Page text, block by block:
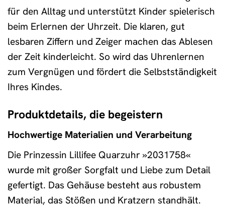
für den Alltag und unterstützt Kinder spielerisch
beim Erlernen der Uhrzeit. Die klaren, gut
lesbaren Ziffern und Zeiger machen das Ablesen
der Zeit kinderleicht. So wird das Uhrenlernen
zum Vergnügen und fördert die Selbstständigkeit
Ihres Kindes.
Produktdetails, die begeistern
Hochwertige Materialien und Verarbeitung
Die Prinzessin Lillifee Quarzuhr »2031758«
wurde mit großer Sorgfalt und Liebe zum Detail
gefertigt. Das Gehäuse besteht aus robustem
Material, das Stößen und Kratzern standhält.